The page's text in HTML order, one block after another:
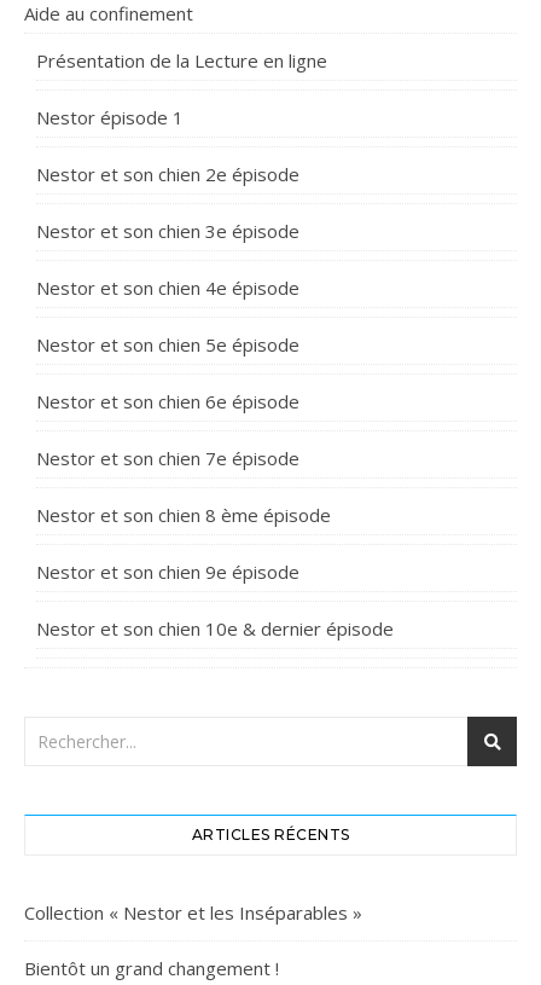
Aide au confinement
Présentation de la Lecture en ligne
Nestor épisode 1
Nestor et son chien 2e épisode
Nestor et son chien 3e épisode
Nestor et son chien 4e épisode
Nestor et son chien 5e épisode
Nestor et son chien 6e épisode
Nestor et son chien 7e épisode
Nestor et son chien 8 ème épisode
Nestor et son chien 9e épisode
Nestor et son chien 10e & dernier épisode
ARTICLES RÉCENTS
Collection « Nestor et les Inséparables »
Bientôt un grand changement !